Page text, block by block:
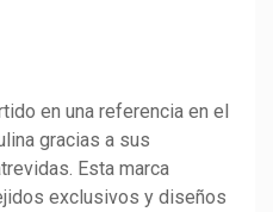
en una referencia en el
gracias a sus
Esta marca
exclusivos y diseños